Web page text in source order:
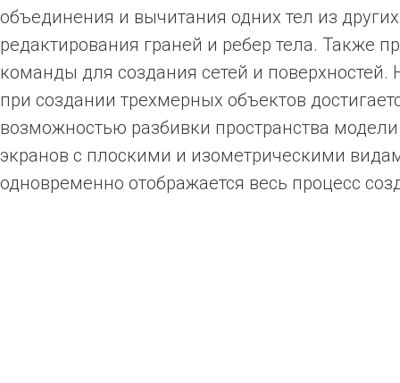
объединения и вычитания одних тел из
редактирования граней и ребер тела. Также
команды для создания сетей и поверхностей.
при создании трехмерных объектов
возможностью разбивки пространства
экранов с плоскими и изометрическими
одновременно отображается весь процесс